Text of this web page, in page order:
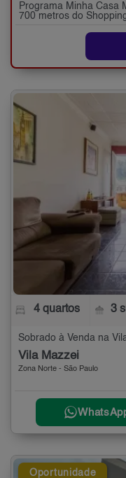
Programa Minha Casa
700 metros do
4 quartos 3
Sobrado à Venda na
Vila Mazzei
Zona Norte - São Paulo
Oportunidade